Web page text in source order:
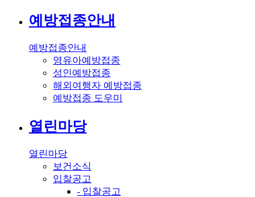
예방접종안내
예방접종안내
영유아예방접종
성인예방접종
해외여행자 예방접종
예방접종 도우미
열린마당
열린마당
보건소식
입찰공고
- 입찰공고